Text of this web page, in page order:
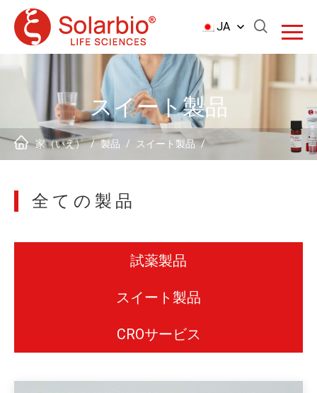
JA
スイート製品
家（いえ） / 製品 / スイート製品 /
全ての製品
試薬製品
スイート製品
CROサービス